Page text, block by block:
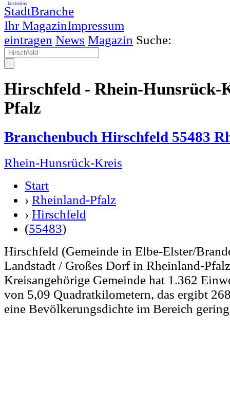
StadtBranche
Ihr MagazinImpressum
kostenlos
eintragen News Magazin Suche:
Hirschfeld - Rhein-Hunsrück-
Pfalz
Branchenbuch Hirschfeld 55483
Rhein-Hunsrück-Kreis
Start
› Rheinland-Pfalz
› Hirschfeld
(55483)
Hirschfeld (Gemeinde in Elbe-Elster/
Landstadt / Großes Dorf in Rheinland-
Kreisangehörige Gemeinde hat 1.362
von 5,09 Quadratkilometern, das ergibt
eine Bevölkerungsdichte im Bereich